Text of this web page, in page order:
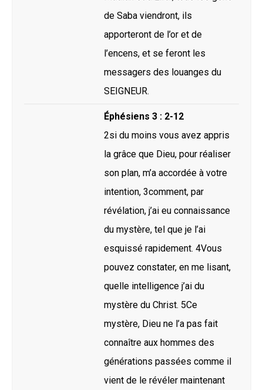
de Saba viendront, ils
apporteront de l’or et de
l’encens, et se feront les
messagers des louanges du
SEIGNEUR.
Éphésiens 3 : 2-12
2si du moins vous avez appris
la grâce que Dieu, pour réaliser
son plan, m’a accordée à votre
intention, 3comment, par
révélation, j’ai eu connaissance
du mystère, tel que je l’ai
esquissé rapidement. 4Vous
pouvez constater, en me lisant,
quelle intelligence j’ai du
mystère du Christ. 5Ce
mystère, Dieu ne l’a pas fait
connaître aux hommes des
générations passées comme il
vient de le révéler maintenant